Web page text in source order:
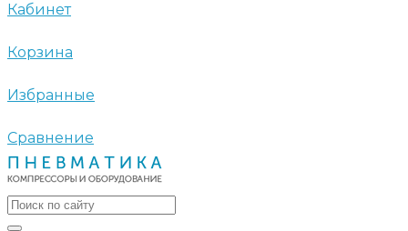
Кабинет
Корзина
Избранные
Сравнение